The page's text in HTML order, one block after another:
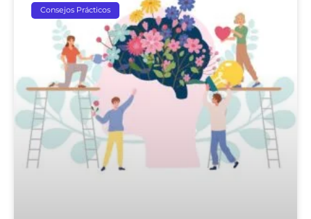
Consejos Prácticos